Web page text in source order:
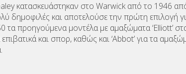
κατασκευάστηκαν στο Warwick από το 1946
δημοφιλές και αποτελούσε την πρώτη επιλογή
τα προηγούμενα μοντέλα με αμαξώματα ‘Elliott’
επιβατικά και σπορ, καθώς και ‘Abbot’ για τα